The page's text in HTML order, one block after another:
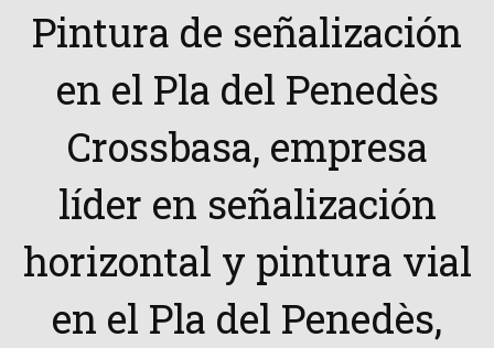
Pintura de señalización
en el Pla del Penedès
Crossbasa, empresa
líder en señalización
horizontal y pintura vial
en el Pla del Penedès,